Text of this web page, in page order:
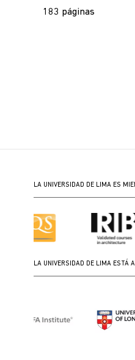
183 páginas
LA UNIVERSIDAD DE LIMA ES
LA UNIVERSIDAD DE LIMA ESTÁ